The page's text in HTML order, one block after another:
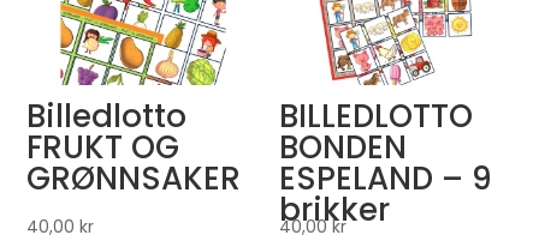
Billedlotto
FRUKT OG
GRØNNSAKER
40,00kr
BILLEDLOTTO
BONDEN
ESPELAND – 9
brikker
40,00kr